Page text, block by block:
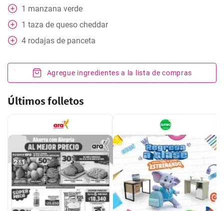
1 manzana verde
1 taza de queso cheddar
4 rodajas de panceta
Agregue ingredientes a la lista de compras
Últimos folletos